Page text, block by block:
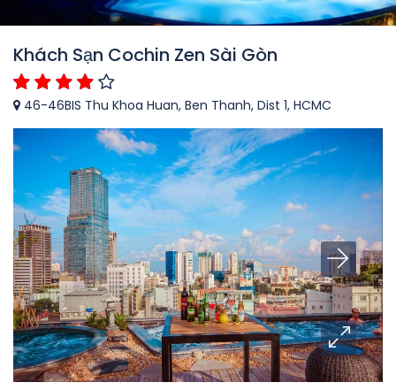
Khách Sạn Cochin Zen Sài Gòn
46-46BIS Thu Khoa Huan, Ben Thanh, Dist 1, HCMC